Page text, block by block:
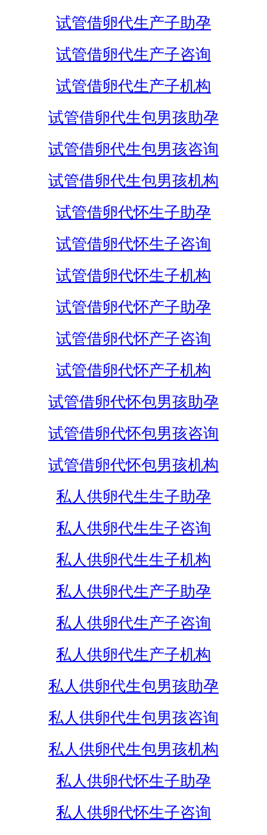
试管借卵代生产子助孕
试管借卵代生产子咨询
试管借卵代生产子机构
试管借卵代生包男孩助孕
试管借卵代生包男孩咨询
试管借卵代生包男孩机构
试管借卵代怀生子助孕
试管借卵代怀生子咨询
试管借卵代怀生子机构
试管借卵代怀产子助孕
试管借卵代怀产子咨询
试管借卵代怀产子机构
试管借卵代怀包男孩助孕
试管借卵代怀包男孩咨询
试管借卵代怀包男孩机构
私人供卵代生生子助孕
私人供卵代生生子咨询
私人供卵代生生子机构
私人供卵代生产子助孕
私人供卵代生产子咨询
私人供卵代生产子机构
私人供卵代生包男孩助孕
私人供卵代生包男孩咨询
私人供卵代生包男孩机构
私人供卵代怀生子助孕
私人供卵代怀生子咨询